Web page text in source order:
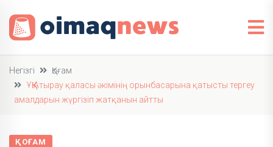
Негізгі
Қоғам
ҰҚҚ Атырау қаласы әкімінің орынбасарына қатысты тергеу
амалдарын жүргізіп жатқанын айтты
ҚОҒАМ